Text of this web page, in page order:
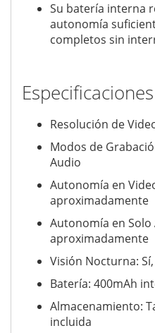
Su batería interna
autonomía
completos sin
Resolución de
Modos de
Audio
Autonomía en
aproximadamente
Autonomía en Solo
aproximadamente
Visión Nocturna:
Batería: 400mAh
Almacenamiento:
incluida